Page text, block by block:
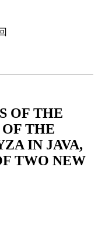
OF THE
THE
IN JAVA,
TWO NEW